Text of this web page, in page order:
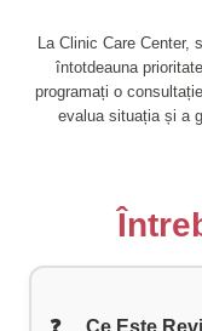
La Clinic Care Center,
întotdeauna
programați o
evalua situația și a